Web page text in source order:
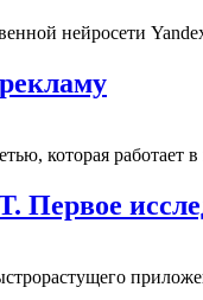
нейросети
которая
Первое